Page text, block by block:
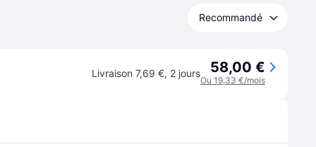
Recommandé
Livraison 7,69 €, 2 jours 58,00 €
Ou 19,33 €/mois